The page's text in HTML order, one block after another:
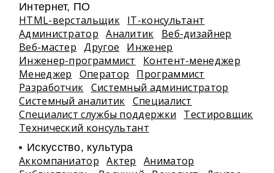
Интернет, ПО
HTML-верстальщик IT-консультант
Администратор
Аналитик
Веб-дизайнер
Веб-мастер
Другое
Инженер
Инженер-программист
Контент-менеджер
Менеджер
Оператор
Программист
Разработчик Системный администратор
Системный аналитик Специалист
Специалист службы поддержки
Тестировщик
Технический консультант
Искусство, культура
Аккомпаниатор Актер
Аниматор